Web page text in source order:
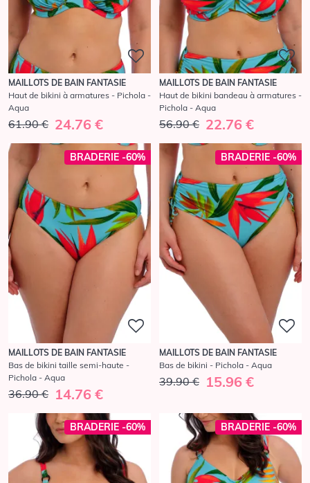
MAILLOTS DE BAIN FANTASIE
Haut de bikini à armatures - Pichola -
Aqua
61.90 € 24.76 €
MAILLOTS DE BAIN FANTASIE
Haut de bikini bandeau à armatures -
Pichola - Aqua
56.90 € 22.76 €
BRADERIE -60%
MAILLOTS DE BAIN FANTASIE
Bas de bikini taille semi-haute -
Pichola - Aqua
36.90 € 14.76 €
BRADERIE -60%
MAILLOTS DE BAIN FANTASIE
Bas de bikini - Pichola - Aqua
39.90 € 15.96 €
BRADERIE -60% BRADERIE -60%